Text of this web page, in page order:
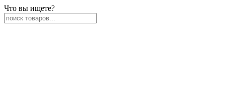
Что вы ищете?